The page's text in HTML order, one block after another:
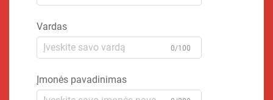
Vardas
0/100
Įmonės pavadinimas